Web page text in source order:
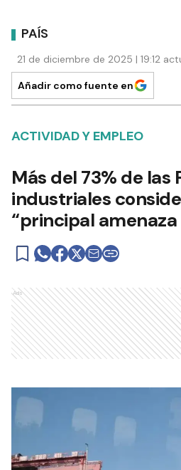
PAÍS
21 de diciembre de 2025 | 19:12
Añadir como fuente en
ACTIVIDAD Y EMPLEO
Más del 73% de las
industriales
“principal
Ads